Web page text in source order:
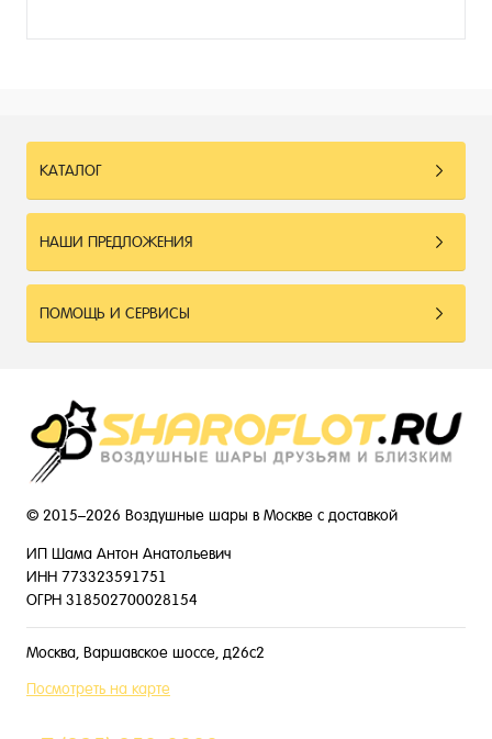
КАТАЛОГ
НАШИ ПРЕДЛОЖЕНИЯ
ПОМОЩЬ И СЕРВИСЫ
© 2015–2026 Воздушные шары в Москве с доставкой
ИП Шама Антон Анатольевич
ИНН 773323591751
ОГРН 318502700028154
Москва, Варшавское шоссе, д26с2
Посмотреть на карте